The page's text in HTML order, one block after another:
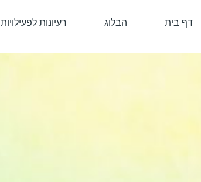
דף בית הבלוג רעיונות לפעילויות